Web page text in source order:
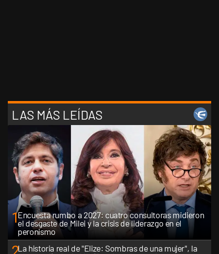
LAS MÁS LEÍDAS
1Encuesta rumbo a 2027: cuatro consultoras midieron
el desgaste de Milei y la crisis de liderazgo en el
peronismo
La historia real de "Elize: Sombras de una mujer", la